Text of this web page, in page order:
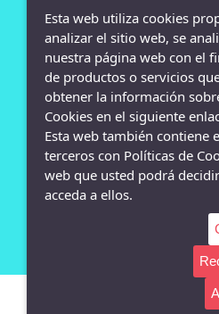
AVISO LEGAL
POLÍTICA DE COOKIES
ENVÍOS Y DEVOLUCIONES
POLÍTICA DE PRIVACIDAD
- Calle san Pedro 13 bajo, Lugo -
982872869
Esta web utiliza cookies
analizar el sitio web, se
nuestra página web con el
de productos o servicios
obtener la información
Cookies en el siguiente
Esta web también contiene
terceros con Políticas de
web que usted podrá
acceda a ellos.